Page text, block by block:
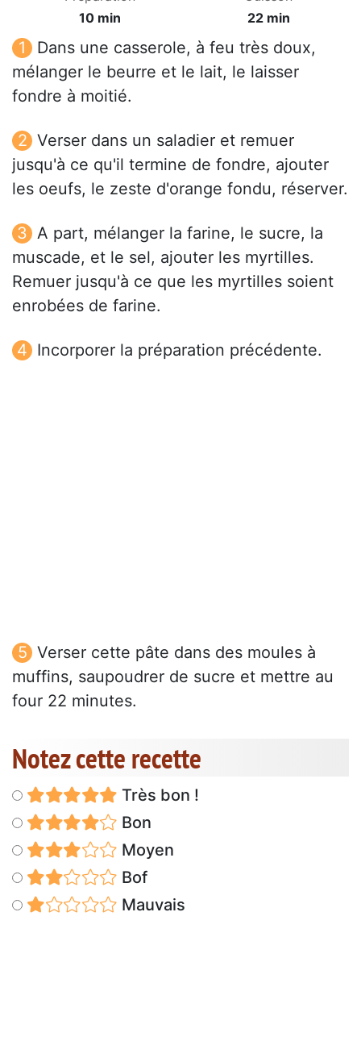
10 min
22 min
Dans une casserole, à feu très doux,
mélanger le beurre et le lait, le laisser
fondre à moitié.
Verser dans un saladier et remuer
jusqu'à ce qu'il termine de fondre, ajouter
les oeufs, le zeste d'orange fondu, réserver.
A part, mélanger la farine, le sucre, la
muscade, et le sel, ajouter les myrtilles.
Remuer jusqu'à ce que les myrtilles soient
enrobées de farine.
Incorporer la préparation précédente.
Verser cette pâte dans des moules à
muffins, saupoudrer de sucre et mettre au
four 22 minutes.
Notez cette recette
Très bon !
Bon
Moyen
Bof
Mauvais